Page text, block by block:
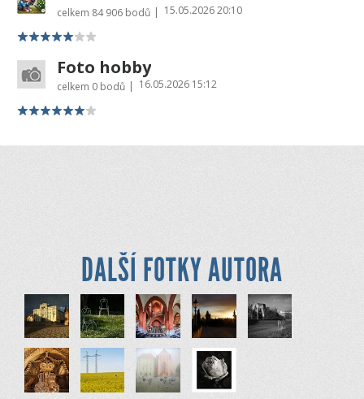
celkem 84 906 bodů | 15.05.2026 20:10
Foto hobby
celkem 0 bodů | 16.05.2026 15:12
DALŠÍ FOTKY AUTORA